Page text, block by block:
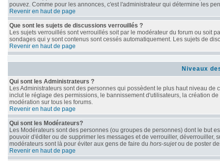
pouvez. Comme pour les annonces, c'est l'administrateur qui détermine les
Revenir en haut de page
Que sont les sujets de discussions verrouillés ?
Les sujets verrouillés sont verrouillés soit par le modérateur du forum ou soit
sondages qui y sont contenus sont cessés automatiquement. Les sujets de
Revenir en haut de page
Niveaux
Qui sont les Administrateurs ?
Les Administrateurs sont des personnes qui possèdent le plus haut niveau
inclut le réglage des permissions, le bannissement d'utilisateurs, la création
modération sur tous les forums.
Revenir en haut de page
Qui sont les Modérateurs?
Les Modérateurs sont des personnes (ou groupes de personnes) dont le but
pouvoir d'éditer ou de supprimer les messages et de verrouiller,
modérateurs sont là pour éviter aux gens de faire du hors-sujetou de poster
Revenir en haut de page